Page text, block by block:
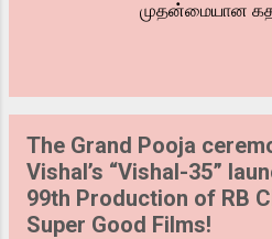
முதன்மையான
ஏற்றிருக்கும்
மகிழ்ச்சியுடன்
மின்னல் காதல்
கவனத்தை ஈர்த்த
இயக்கத்தில்
திரைப்படத்தில்
The Grand Pooja
Vishal’s “Vishal-35”
99th Production of RB
Super Good Films!